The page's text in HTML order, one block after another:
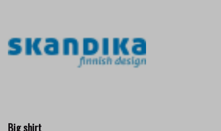
Big shirt